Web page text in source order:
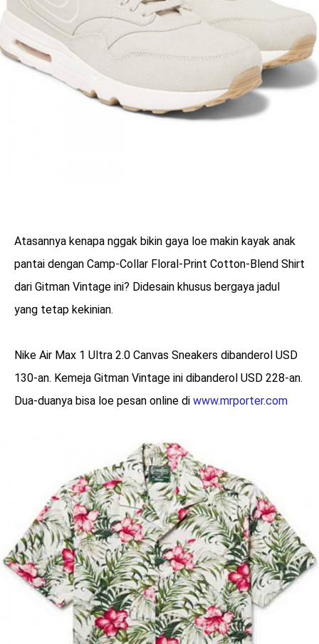
Atasannya kenapa nggak bikin gaya loe makin kayak anak
pantai dengan Camp-Collar Floral-Print Cotton-Blend Shirt
dari Gitman Vintage ini? Didesain khusus bergaya jadul
yang tetap kekinian.
Nike Air Max 1 Ultra 2.0 Canvas Sneakers dibanderol USD
130-an. Kemeja Gitman Vintage ini dibanderol USD 228-an.
Dua-duanya bisa loe pesan online di www.mrporter.com